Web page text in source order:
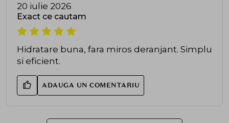
20 iulie 2026
Exact ce cautam
Hidratare buna, fara miros deranjant. Simplu
si eficient.
ADAUGA UN COMENTARIU